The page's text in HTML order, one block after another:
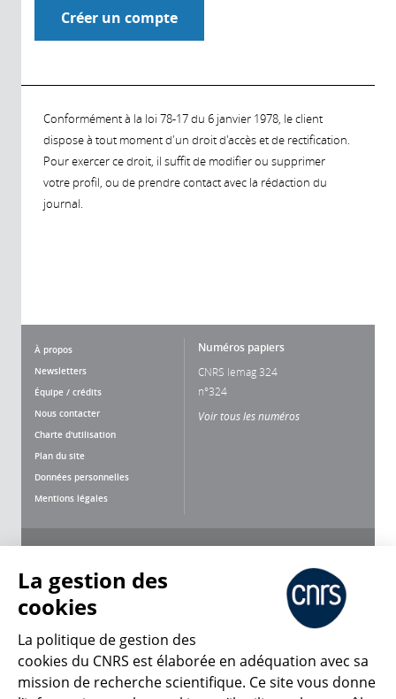
Conformément à la loi 78-17 du 6 janvier 1978, le client
dispose à tout moment d'un droit d'accès et de rectification.
Pour exercer ce droit, il suffit de modifier ou supprimer
votre profil, ou de prendre contact avec la rédaction du
journal.
À propos
Newsletters
Équipe / crédits
Nous contacter
Charte d'utilisation
Plan du site
Données personnelles
Mentions légales
Numéros papiers
CNRS lemag 324
n°324
Voir tous les numéros
CNRS Le Mag
La gestion des
cookies
La politique de gestion des
cookies du CNRS est élaborée en adéquation avec sa
mission de recherche scientifique. Ce site vous donne